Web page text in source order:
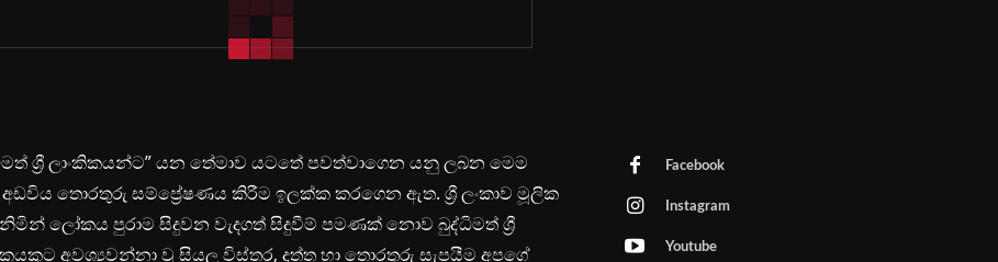
ශ්‍රී ලාංකිකයන්ට” යන තේමාව යටතේ පවත්වාගෙන යනු ලබන මෙම
තොරතුරු සම්ප්‍රේෂණය කිරීම ඉලක්ක කරගෙන ඇත. ශ්‍රී ලංකාව මූලික
ලෝකය පුරාම සිදුවන වැදගත් සිදුවීම් පමණක් නොව බුද්ධිමත් ශ්‍රී
අවශ්‍යවන්නා වූ සියලු විස්තර, දත්ත හා තොරතුරු සැපයීම අපගේ
Facebook
Instagram
Youtube